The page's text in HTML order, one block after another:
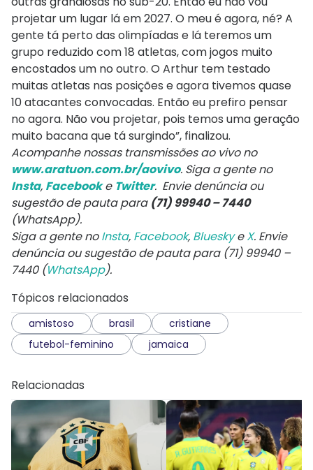
projetar um lugar lá em 2027. O meu é agora, né? A
gente tá perto das olimpíadas e lá teremos um
grupo reduzido com 18 atletas, com jogos muito
encostados um no outro. O Arthur tem testado
muitas atletas nas posições e agora tivemos quase
10 atacantes convocadas. Então eu prefiro pensar
no agora. Não vou projetar, pois temos uma geração
muito bacana que tá surgindo”, finalizou.
Acompanhe nossas transmissões ao vivo no
www.aratuon.com.br/aovivo. Siga a gente no
Insta, Facebooke Twitter. Envie denúncia ou
sugestão de pauta para (71) 99940 – 7440
(WhatsApp).
Siga a gente noInsta, Facebook, BlueskyeX. Envie
denúncia ou sugestão de pauta para (71) 99940 –
7440 (WhatsApp).
Tópicos relacionados
amistoso brasil
cristiane
futebol-feminino
jamaica
Relacionadas